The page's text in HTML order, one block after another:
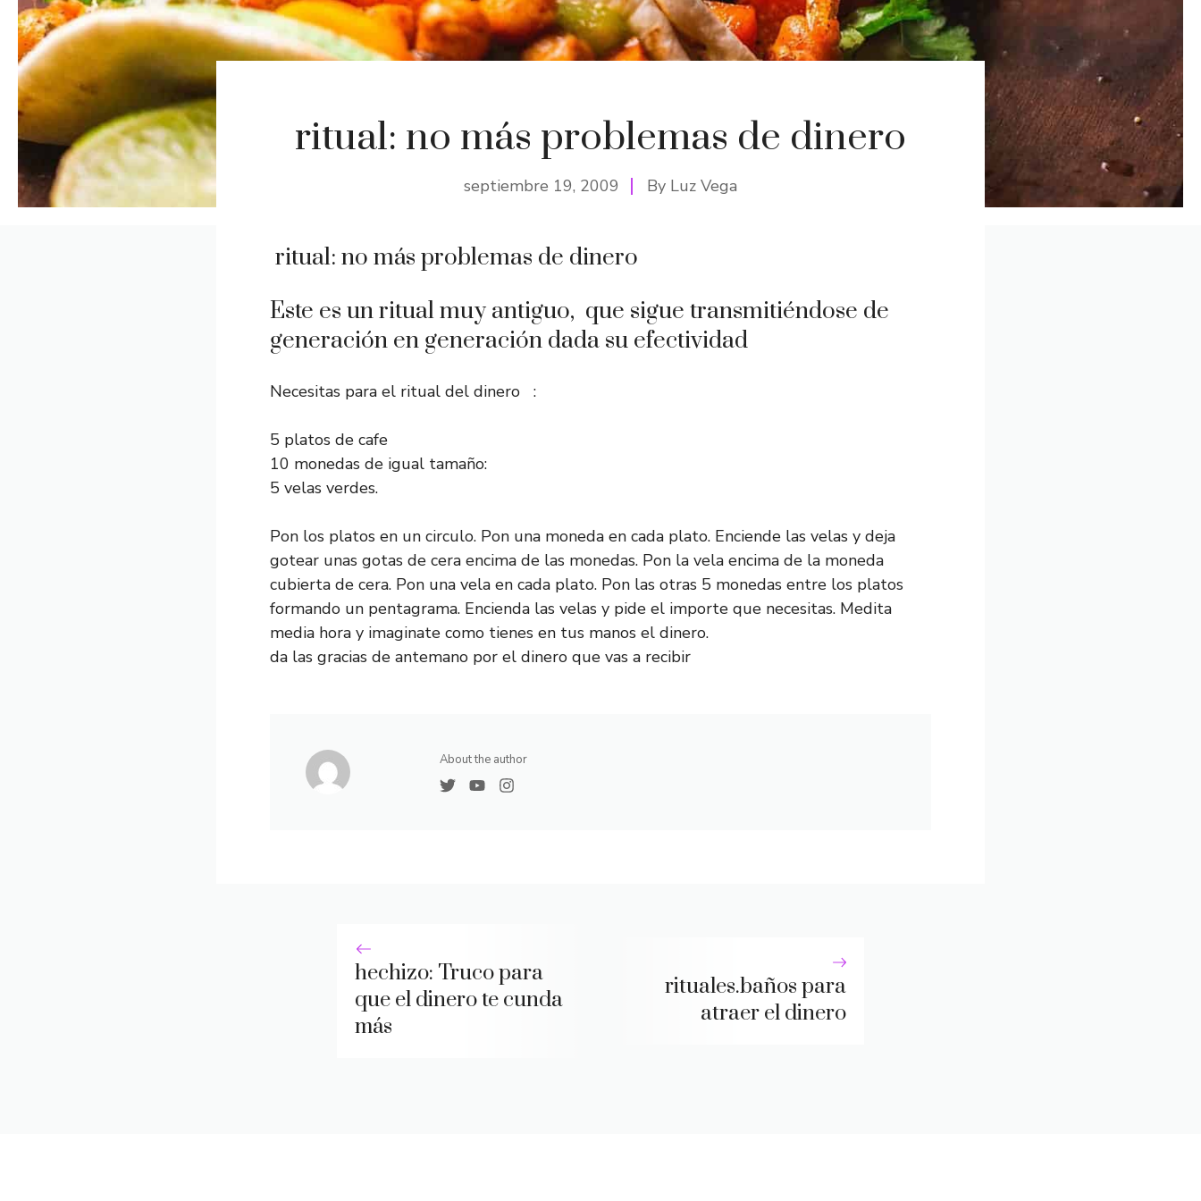
ritual: no más problemas de dinero
septiembre 19, 2009 By Luz Vega
ritual: no más problemas de dinero
Este es un ritual muy antiguo, que sigue transmitiéndose de
generación en generación dada su efectividad
Necesitas para el ritual del dinero :
5 platos de cafe
10 monedas de igual tamaño:
5 velas verdes.
Pon los platos en un circulo. Pon una moneda en cada plato. Enciende las velas y deja
gotear unas gotas de cera encima de las monedas. Pon la vela encima de la moneda
cubierta de cera. Pon una vela en cada plato. Pon las otras 5 monedas entre los platos
formando un pentagrama. Encienda las velas y pide el importe que necesitas. Medita
media hora y imaginate como tienes en tus manos el dinero.
da las gracias de antemano por el dinero que vas a recibir
About the author
hechizo: Truco para
que el dinero te cunda
más
rituales.baños para
atraer el dinero